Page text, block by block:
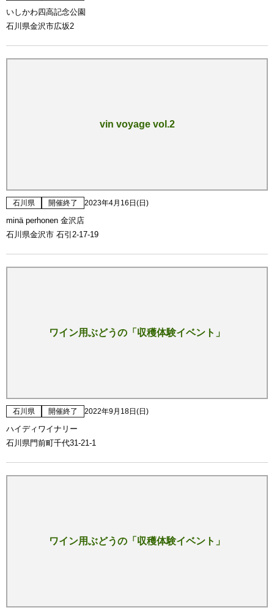
いしかわ四高記念公園
石川県金沢市広坂2
vin voyage vol.2
石川県 開催終了 2023年4月16日(日)
minä perhonen 金沢店
石川県金沢市 石引2-17-19
ワイン用ぶどうの「収穫体験イベント」
石川県 開催終了 2022年9月18日(日)
ハイディワイナリー
石川県門前町千代31-21-1
ワイン用ぶどうの「収穫体験イベント」